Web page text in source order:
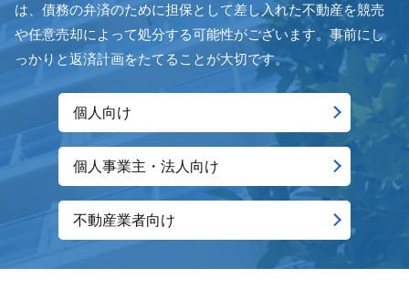
は、債務の弁済のために担保として差し入れた不動産を競売
や任意売却によって処分する可能性がございます。事前にし
っかりと返済計画をたてることが大切です。
個人向け
個人事業主・法人向け
不動産業者向け